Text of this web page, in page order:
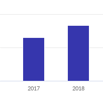
2017 2018